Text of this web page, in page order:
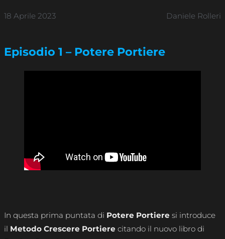
18 Aprile 2023 Daniele Rolleri
Episodio 1 – Potere Portiere
In questa prima puntata di Potere Portiere si introduce
il Metodo Crescere Portiere citando il nuovo libro di